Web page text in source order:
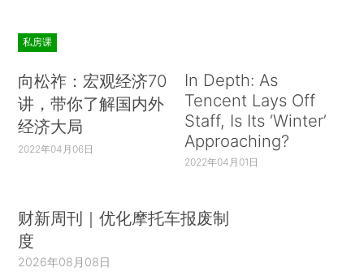
私房课
向松祚：宏观经济70
讲，带你了解国内外
经济大局
2022年04月06日
In Depth: As
Tencent Lays Off
Staff, Is Its ‘Winter’
Approaching?
2022年04月01日
财新周刊｜优化摩托车报废制
度
2026年08月08日